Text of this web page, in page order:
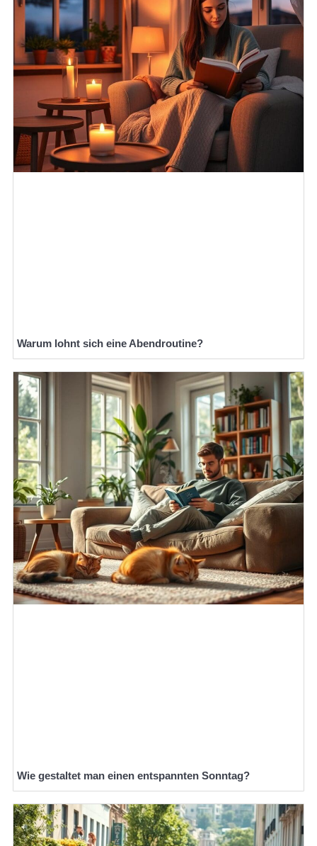
Warum lohnt sich eine Abendroutine?
Wie gestaltet man einen entspannten Sonntag?